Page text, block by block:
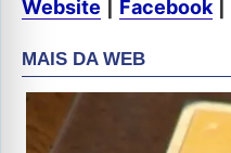
Website Facebook